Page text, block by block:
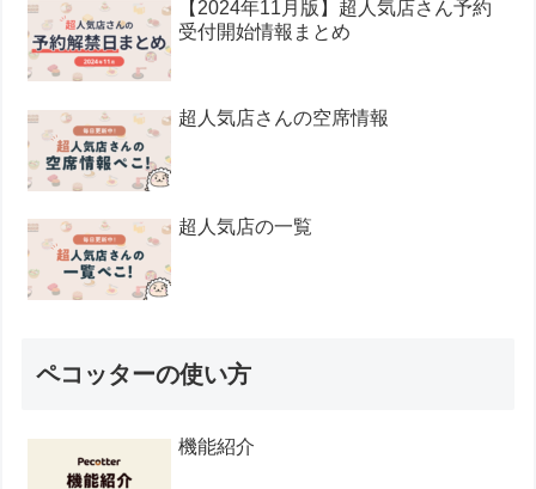
【2024年11月版】超人気店さん予約
受付開始情報まとめ
超人気店さんの空席情報
超人気店の一覧
ペコッターの使い方
機能紹介